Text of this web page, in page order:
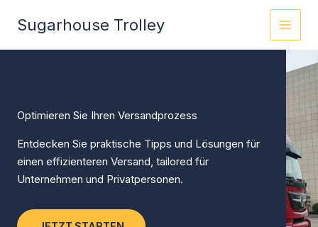
InhaltSugarhouse Trolley
Optimieren Sie Ihren Versandprozess
Entdecken Sie praktische Tipps und Lösungen für
einen effizienteren Versand, tailored für
Unternehmen und Privatpersonen.